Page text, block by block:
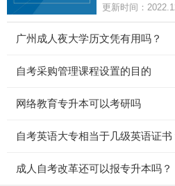
更新时间：
广州成人夜大学历文凭有用吗？
自考采购管理课程设置的目的
网络教育专升本可以考研吗
自考英语大专相当于几级英语证书
成人自考改革还可以报专升本吗？